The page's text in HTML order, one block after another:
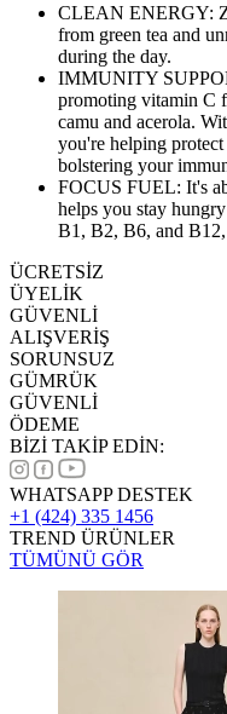
CLEAN ENERGY:
from green tea and
during the day.
IMMUNITY
promoting vitamin C
camu and acerola.
you're helping protect
bolstering your
FOCUS FUEL: It's
helps you stay
B1, B2, B6, and
ÜCRETSİZ
ÜYELİK
GÜVENLİ
ALIŞVERİŞ
SORUNSUZ
GÜMRÜK
GÜVENLİ
ÖDEME
BİZİ TAKİP EDİN:
WHATSAPP DESTEK
+1 (424) 335 1456
TREND ÜRÜNLER
TÜMÜNÜ GÖR